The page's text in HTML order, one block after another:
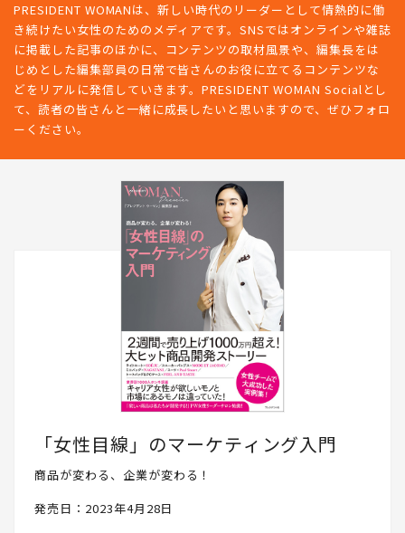
PRESIDENT WOMANは、新しい時代のリーダーとして情熱的に働
き続けたい女性のためのメディアです。SNSではオンラインや雑誌
に掲載した記事のほかに、コンテンツの取材風景や、編集長をは
じめとした編集部員の日常で皆さんのお役に立てるコンテンツな
どをリアルに発信していきます。PRESIDENT WOMAN Socialとし
て、読者の皆さんと一緒に成長したいと思いますので、ぜひフォロ
ーください。
「女性目線」のマーケティング入門
商品が変わる、企業が変わる！
発売日：2023年4月28日